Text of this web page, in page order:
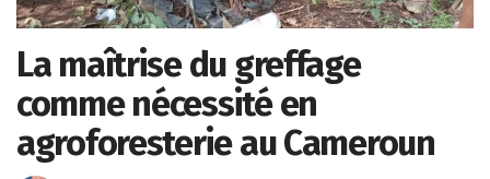
La maîtrise du greffage
comme nécessité en
agroforesterie au Cameroun